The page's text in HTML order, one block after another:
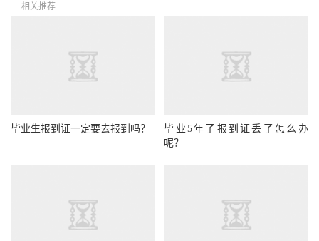
相关推荐
毕业生报到证一定要去报到吗？
毕业5年了报到证丢了怎么办
呢？